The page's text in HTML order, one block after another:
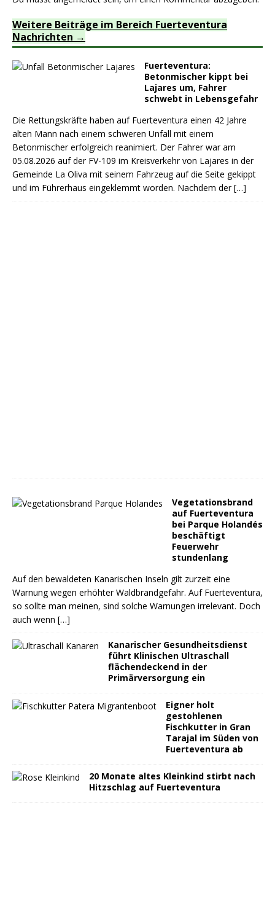
Weitere Beiträge im Bereich Fuerteventura
Nachrichten
Fuerteventura:
Betonmischer kippt bei
Lajares um, Fahrer
schwebt in Lebensgefahr
Die Rettungskräfte haben auf Fuerteventura einen 42 Jahre
alten Mann nach einem schweren Unfall mit einem
Betonmischer erfolgreich reanimiert. Der Fahrer war am
05.08.2026 auf der FV-109 im Kreisverkehr von Lajares in der
Gemeinde La Oliva mit seinem Fahrzeug auf die Seite gekippt
und im Führerhaus eingeklemmt worden. Nachdem der[…]
Vegetationsbrand
auf Fuerteventura
bei Parque Holandés
beschäftigt
Feuerwehr
stundenlang
Auf den bewaldeten Kanarischen Inseln gilt zurzeit eine
Warnung wegen erhöhter Waldbrandgefahr. Auf Fuerteventura,
so sollte man meinen, sind solche Warnungen irrelevant. Doch
auch wenn […]
Kanarischer Gesundheitsdienst
führt Klinischen Ultraschall
flächendeckend in der
Primärversorgung ein
Eigner holt
gestohlenen
Fischkutter in Gran
Tarajal im Süden von
Fuerteventura ab
20 Monate altes Kleinkind stirbt nach
Hitzschlag auf Fuerteventura